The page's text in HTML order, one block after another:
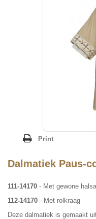
Print
Dalmatiek Paus-
111-14170 - Met gewone
112-14170 - Met rolkraag
Deze dalmatiek is gemaakt